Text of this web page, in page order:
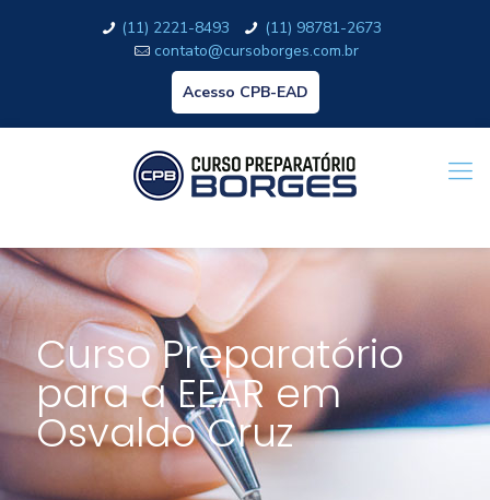
(11) 2221-8493
(11) 98781-2673
contato@cursoborges.com.br
Acesso CPB-EAD
Curso Preparatório
para a EEAR em
Osvaldo Cruz